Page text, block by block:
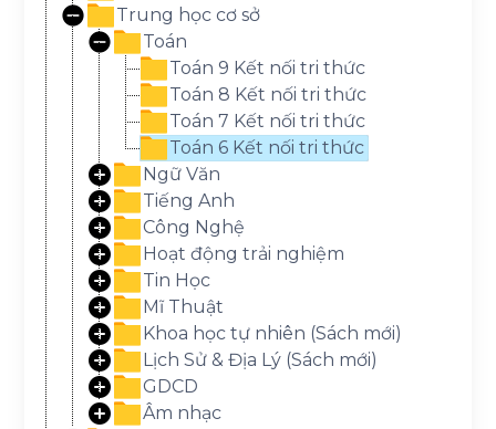
Trung học cơ sở
Toán
Toán 9 Kết nối tri thức
Toán 8 Kết nối tri thức
Toán 7 Kết nối tri thức
Toán 6 Kết nối tri thức
Ngữ Văn
Tiếng Anh
Công Nghệ
Hoạt động trải nghiệm
Tin Học
Mĩ Thuật
Khoa học tự nhiên (Sách mới)
Lịch Sử & Địa Lý (Sách mới)
GDCD
Âm nhạc